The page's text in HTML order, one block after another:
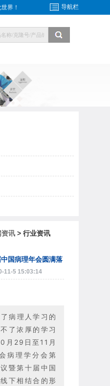
界！ 导航栏
资讯 > 行业资讯
国病理年会圆满落
11-5 15:03:14
病理人学习的
了浓厚的学习
月29日至11月
病理学分会第
暨第十届中国
下相结合的形